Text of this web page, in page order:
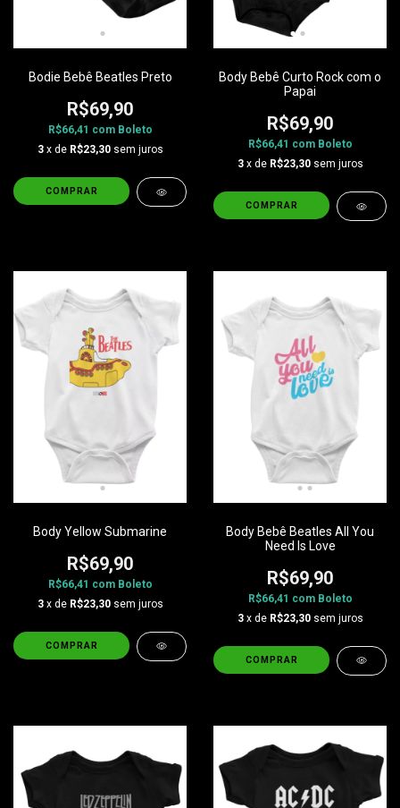
Bodie Bebê Beatles Preto
R$69,90
R$66,41 com Boleto
3 x de R$23,30 sem juros
COMPRAR
Body Bebê Curto Rock com o
Papai
R$69,90
R$66,41 com Boleto
3 x de R$23,30 sem juros
COMPRAR
Body Yellow Submarine
R$69,90
R$66,41 com Boleto
3 x de R$23,30 sem juros
COMPRAR
Body Bebê Beatles All You
Need Is Love
R$69,90
R$66,41 com Boleto
3 x de R$23,30 sem juros
COMPRAR